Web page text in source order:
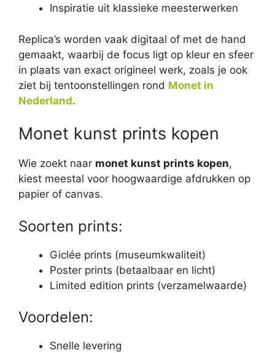
Inspiratie uit klassieke meesterwerken
Replica’s worden vaak digitaal of met de hand
gemaakt, waarbij de focus ligt op kleur en sfeer
in plaats van exact origineel werk, zoals je ook
ziet bij tentoonstellingen rond Monet in
Nederland.
Monet kunst prints kopen
Wie zoekt naar monet kunst prints kopen,
kiest meestal voor hoogwaardige afdrukken op
papier of canvas.
Soorten prints:
Giclée prints (museumkwaliteit)
Poster prints (betaalbaar en licht)
Limited edition prints (verzamelwaarde)
Voordelen:
Snelle levering